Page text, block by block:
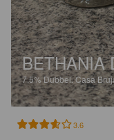
BETHANIA
7.5%Dubbel.Casa
3.6